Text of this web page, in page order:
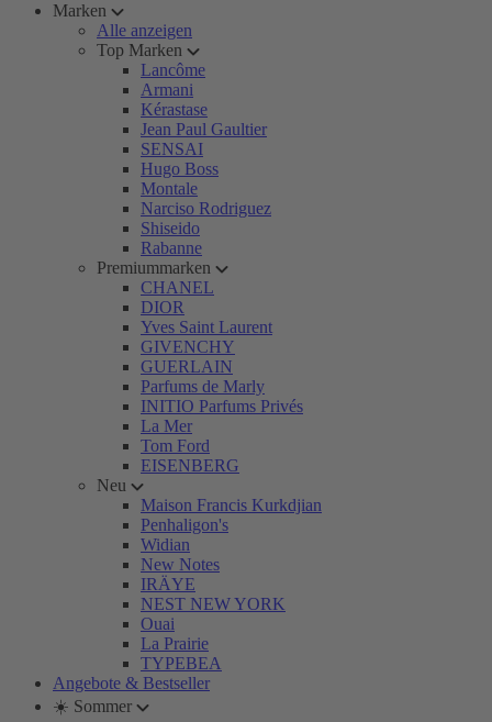
Marken
Alle anzeigen
Top Marken
Lancôme
Armani
Kérastase
Jean Paul Gaultier
SENSAI
Hugo Boss
Montale
Narciso Rodriguez
Shiseido
Rabanne
Premiummarken
CHANEL
DIOR
Yves Saint Laurent
GIVENCHY
GUERLAIN
Parfums de Marly
INITIO Parfums Privés
La Mer
Tom Ford
EISENBERG
Neu
Maison Francis Kurkdjian
Penhaligon's
Widian
New Notes
IRÄYE
NEST NEW YORK
Ouai
La Prairie
TYPEBEA
Angebote & Bestseller
☀️ Sommer